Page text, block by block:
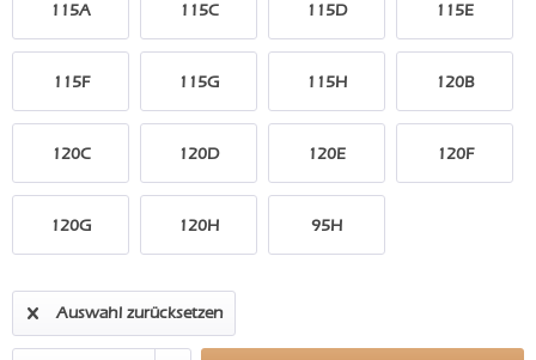
115A 115C 115D 115E
115F 115G 115H 120B
120C 120D 120E 120F
120G 120H 95H
Auswahl zurücksetzen